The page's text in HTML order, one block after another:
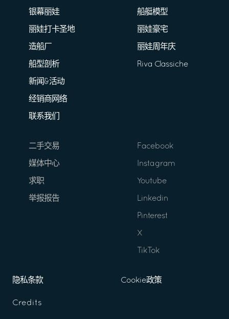
银幕丽娃
丽娃打卡圣地
造船厂
船型剖析
新闻&活动
经销商网络
联系我们
船艇模型
丽娃豪宅
丽娃周年庆
Riva Classiche
二手交易
媒体中心
求职
举报报告
Facebook
Instagram
Youtube
Linkedin
Pinterest
X
TikTok
隐私条款 Cookie政策
Credits